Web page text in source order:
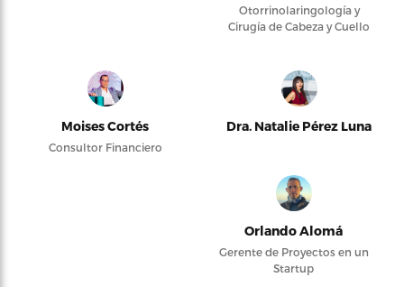
Otorrinolaringología y
Cirugía de Cabeza y Cuello
Moises Cortés
Consultor Financiero
Dra. Natalie Pérez Luna
Orlando Alomá
Gerente de Proyectos en un
Startup